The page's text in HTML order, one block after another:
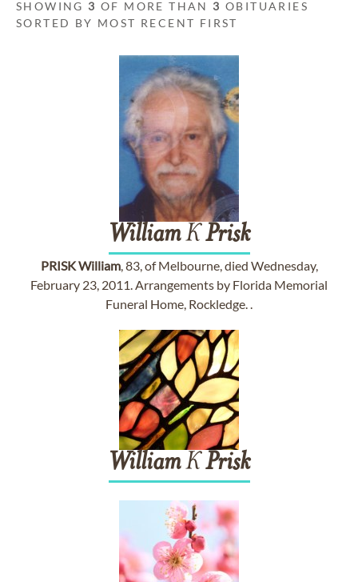
SHOWING 3 OF MORE THAN 3 OBITUARIES
SORTED BY MOST RECENT FIRST
WilliamK Prisk
PRISKWilliam, 83, of Melbourne, died Wednesday,
February 23, 2011. Arrangements by Florida Memorial
Funeral Home, Rockledge. .
WilliamK Prisk